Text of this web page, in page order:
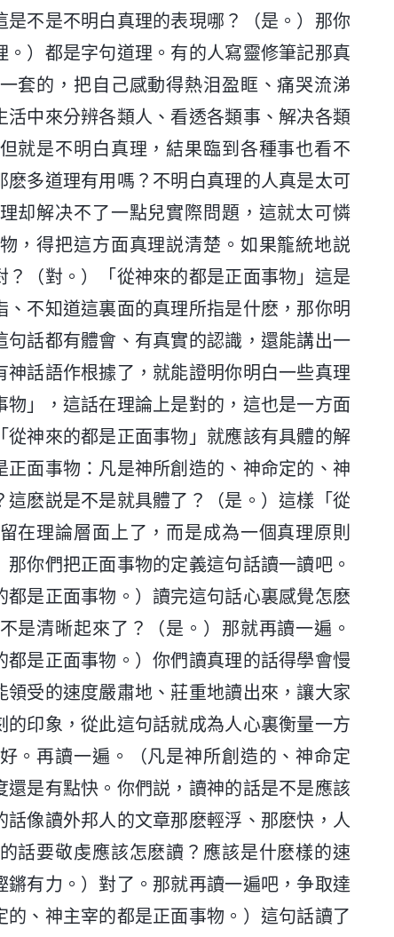
不是不明白真理的表現哪？（是。）那你
）都是字句道理。有的人寫靈修筆記那真
套的，把自己感動得熱泪盈眶、痛哭流涕
中來分辨各類人、看透各類事、解决各類
就是不明白真理，結果臨到各種事也看不
多道理有用嗎？不明白真理的人真是太可
却解决不了一點兒實際問題，這就太可憐
，得把這方面真理説清楚。如果籠統地説
？（對。）「從神來的都是正面事物」這是
不知道這裏面的真理所指是什麽，那你明
話都有體會、有真實的認識，還能講出一
話語作根據了，就能證明你明白一些真理
」，這話在理論上是對的，這也是一方面
神來的都是正面事物」就應該有具體的解
面事物：凡是神所創造的、神命定的、神
麽説是不是就具體了？（是。）這樣「從
在理論層面上了，而是成為一個真理原則
你們把正面事物的定義這句話讀一讀吧。
都是正面事物。）讀完這句話心裏感覺怎麽
是清晰起來了？（是。）那就再讀一遍。
都是正面事物。）你們讀真理的話得學會慢
受的速度嚴肅地、莊重地讀出來，讓大家
印象，從此這句話就成為人心裏衡量一方
。再讀一遍。（凡是神所創造的、神命定
是有點快。你們説，讀神的話是不是應該
像讀外邦人的文章那麽輕浮、那麽快，人
話要敬虔應該怎麽讀？應該是什麽樣的速
有力。）對了。那就再讀一遍吧，争取達
、神主宰的都是正面事物。）這句話讀了